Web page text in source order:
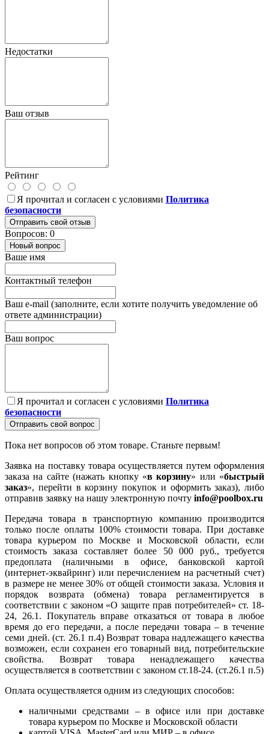
Недостатки
Ваш отзыв
Рейтинг
Я прочитал и согласен с условиями Политика
безопасности
Отправить свой отзыв
Вопросов: 0
Новый вопрос
Ваше имя
Контактный телефон
Ваш e-mail (заполните, если хотите получить уведомление об
ответе администрации)
Ваш вопрос
Я прочитал и согласен с условиями Политика
безопасности
Отправить свой вопрос
Пока нет вопросов об этом товаре. Станьте первым!
Заявка на поставку товара осуществляется путем оформления
заказа на сайте (нажать кнопку «в корзину» или «быстрый
заказ», перейти в корзину покупок и оформить заказ), либо
отправив заявку на нашу электронную почту info@poolbox.ru
Передача товара в транспортную компанию производится
только после оплаты 100% стоимости товара. При доставке
товара курьером по Москве и Московской области, если
стоимость заказа составляет более 50 000 руб., требуется
предоплата (наличными в офисе, банковской картой
(интернет-эквайринг) или перечислением на расчетный счет)
в размере не менее 30% от общей стоимости заказа. Условия и
порядок возврата (обмена) товара регламентируется в
соответствии с законом «О защите прав потребителей» ст. 18-
24, 26.1. Покупатель вправе отказаться от товара в любое
время до его передачи, а после передачи товара – в течение
семи дней. (ст. 26.1 п.4) Возврат товара надлежащего качества
возможен, если сохранен его товарный вид, потребительские
свойства. Возврат товара ненадлежащего качества
осуществляется в соответствии с законом ст.18-24. (ст.26.1 п.5)
Оплата осуществляется одним из следующих способов:
наличными средствами – в офисе или при доставке
товара курьером по Москве и Московской области